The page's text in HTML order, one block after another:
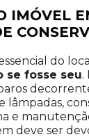
IMÓVEL
do
se fosse seu.
lâmpadas,
e
deve ser